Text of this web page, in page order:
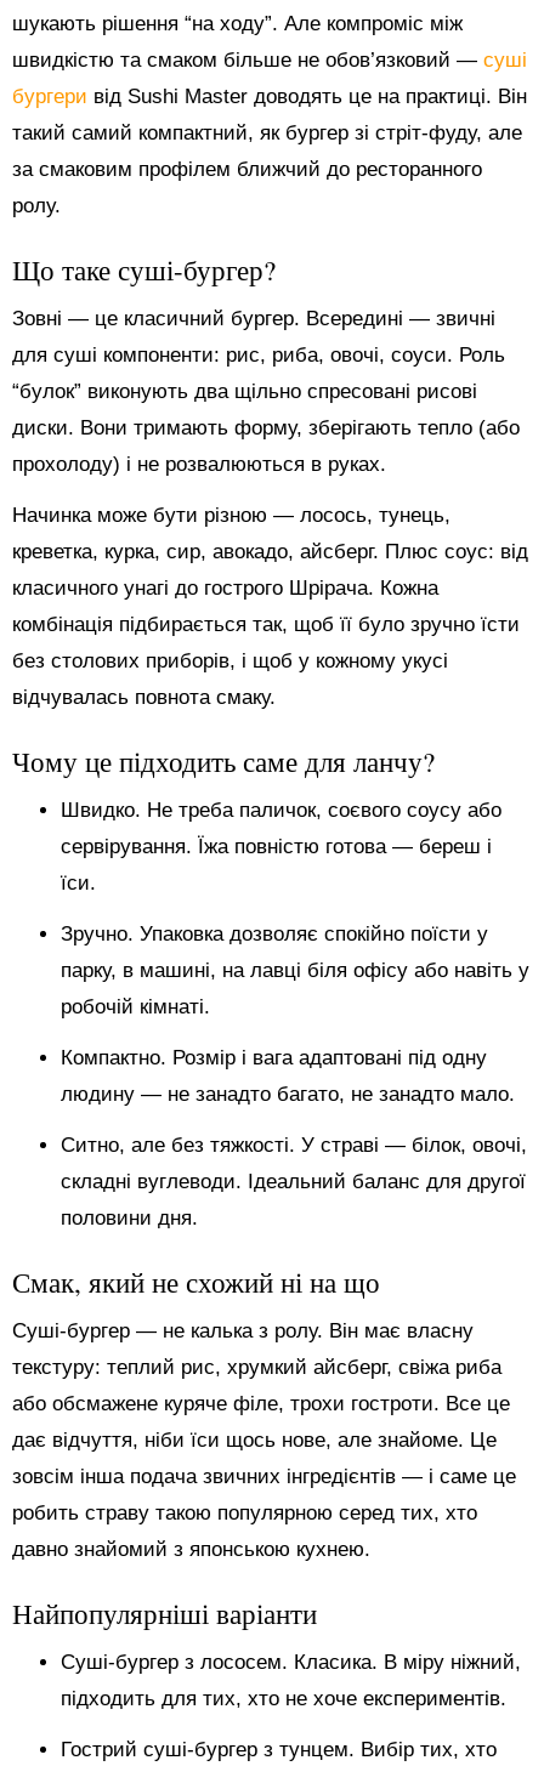
шукають рішення “на ходу”. Але компроміс між
швидкістю та смаком більше не обов’язковий — суші
бургери від Sushi Master доводять це на практиці. Він
такий самий компактний, як бургер зі стріт-фуду, але
за смаковим профілем ближчий до ресторанного
ролу.
Що таке суші-бургер?
Зовні — це класичний бургер. Всередині — звичні
для суші компоненти: рис, риба, овочі, соуси. Роль
“булок” виконують два щільно спресовані рисові
диски. Вони тримають форму, зберігають тепло (або
прохолоду) і не розвалюються в руках.
Начинка може бути різною — лосось, тунець,
креветка, курка, сир, авокадо, айсберг. Плюс соус: від
класичного унагі до гострого Шрірача. Кожна
комбінація підбирається так, щоб її було зручно їсти
без столових приборів, і щоб у кожному укусі
відчувалась повнота смаку.
Чому це підходить саме для ланчу?
Швидко. Не треба паличок, соєвого соусу або
сервірування. Їжа повністю готова — береш і
їси.
Зручно. Упаковка дозволяє спокійно поїсти у
парку, в машині, на лавці біля офісу або навіть у
робочій кімнаті.
Компактно. Розмір і вага адаптовані під одну
людину — не занадто багато, не занадто мало.
Ситно, але без тяжкості. У страві — білок, овочі,
складні вуглеводи. Ідеальний баланс для другої
половини дня.
Смак, який не схожий ні на що
Суші-бургер — не калька з ролу. Він має власну
текстуру: теплий рис, хрумкий айсберг, свіжа риба
або обсмажене куряче філе, трохи гостроти. Все це
дає відчуття, ніби їси щось нове, але знайоме. Це
зовсім інша подача звичних інгредієнтів — і саме це
робить страву такою популярною серед тих, хто
давно знайомий з японською кухнею.
Найпопулярніші варіанти
Суші-бургер з лососем. Класика. В міру ніжний,
підходить для тих, хто не хоче експериментів.
Гострий суші-бургер з тунцем. Вибір тих, хто